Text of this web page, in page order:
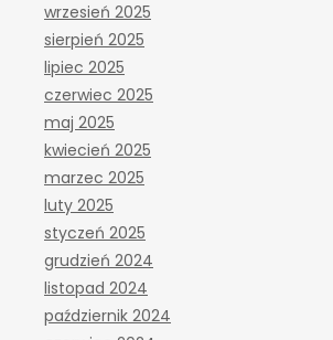
wrzesień 2025
sierpień 2025
lipiec 2025
czerwiec 2025
maj 2025
kwiecień 2025
marzec 2025
luty 2025
styczeń 2025
grudzień 2024
listopad 2024
październik 2024